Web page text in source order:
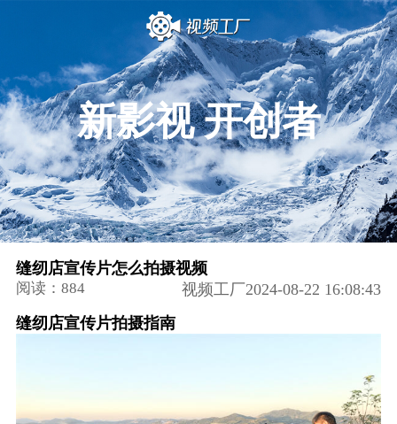
新影视 开创者
缝纫店宣传片怎么拍摄视频
阅读：884
视频工厂2024-08-22 16:08:43
缝纫店宣传片拍摄指南